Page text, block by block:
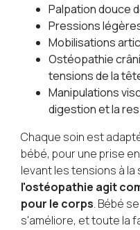
Palpation douce
Pressions
Mobilisations
Ostéopathie
tensions de la
Manipulations
digestion et la
Chaque soin est
bébé, pour une prise
levant les tensions à
l'ostéopathie agit
pour le corps. Bébé
s'améliore, et toute la